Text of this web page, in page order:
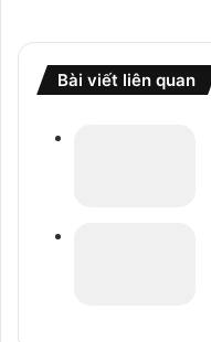
Bài viết liên quan